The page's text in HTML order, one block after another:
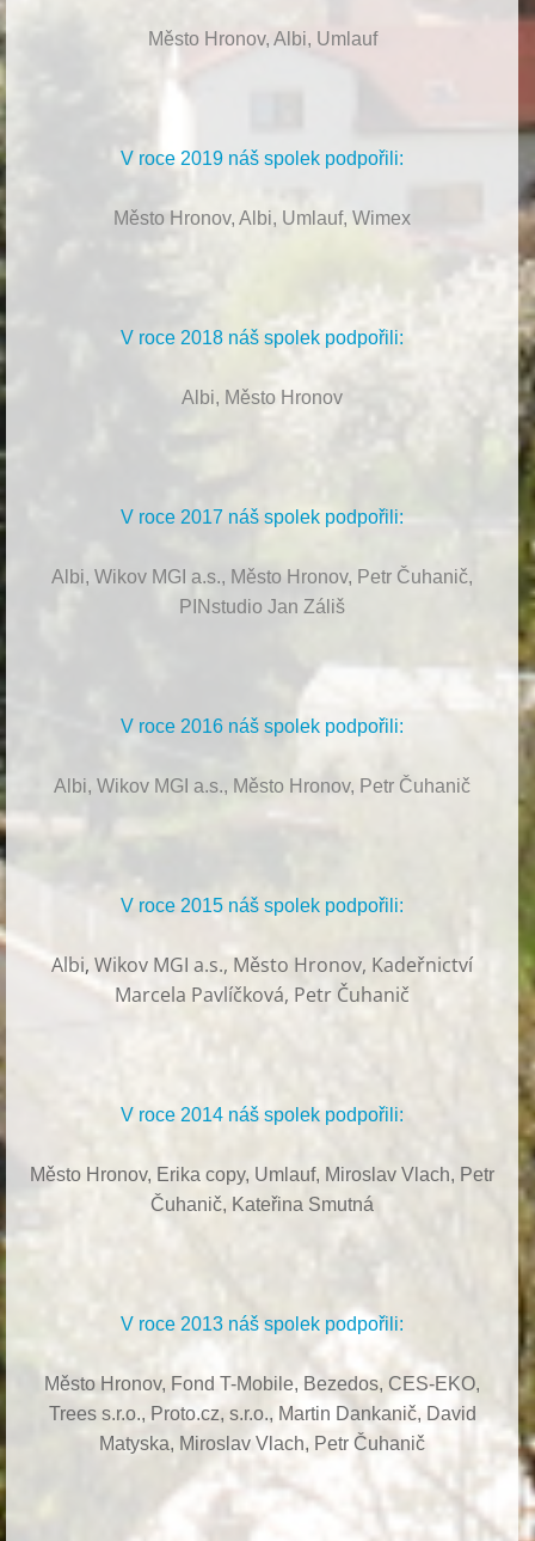
Město Hronov, Albi, Umlauf
V roce 2019 náš spolek podpořili:
Město Hronov, Albi, Umlauf, Wimex
V roce 2018 náš spolek podpořili:
Albi, Město Hronov
V roce 2017 náš spolek podpořili:
Albi, Wikov MGI a.s., Město Hronov, Petr Čuhanič,
PINstudio Jan Záliš
V roce 2016 náš spolek podpořili:
Albi, Wikov MGI a.s., Město Hronov, Petr Čuhanič
V roce 2015 náš spolek podpořili:
Albi,Wikov MGI a.s., Město Hronov, Kadeřnictví
Marcela Pavlíčková, Petr Čuhanič
V roce 2014 náš spolek podpořili:
Město Hronov, Erika copy, Umlauf, Miroslav Vlach, Petr
Čuhanič, Kateřina Smutná
V roce 2013 náš spolek podpořili:
Město Hronov, Fond T-Mobile, Bezedos, CES-EKO,
Trees s.r.o., Proto.cz, s.r.o., Martin Dankanič, David
Matyska, Miroslav Vlach, Petr Čuhanič